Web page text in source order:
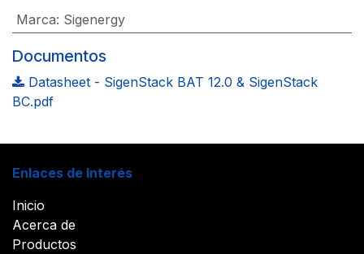
Marca: Sigenergy
Documentos
Datasheet - SigenStack BAT 12.0 & SigenStack
BC.pdf
Enlaces de Interés
Inicio
Acerca de
Productos